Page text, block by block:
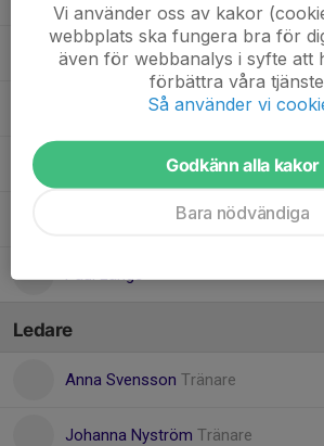
Jacke Nyström
Jesse Svensson
Manfred Mannelqvist
Paul Lange
Ledare
Anna Svensson Tränare
Johanna Nyström Tränare
Vi använder oss av kakor
webbplats ska fungera bra för
även för webbanalys i syfte att
förbättra våra
Så använder vi
Godkänn alla kakor
Bara nödvändiga